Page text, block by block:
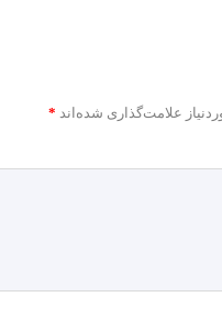
علامت‌گذاری شده‌اند *